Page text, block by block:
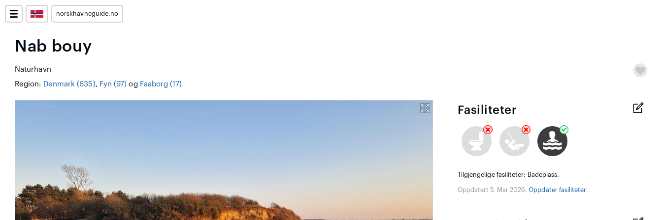
norskhavneguide.no
Nab bouy
Naturhavn
Region: Denmark (635), Fyn (97) og Faaborg (17)
Fasiliteter
Tilgjengelige fasiliteter: Badeplass.
Oppdatert 5. Mar 2026.Oppdater fasiliteter.